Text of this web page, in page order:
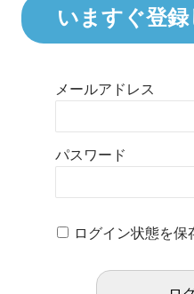
いますぐ登
メールアドレス
パスワード
ログイン状態を保